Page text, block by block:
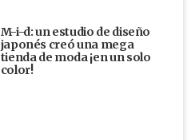
M-i-d: un estudio de diseño
japonés creó una mega
tienda de moda ¡en un solo
color!